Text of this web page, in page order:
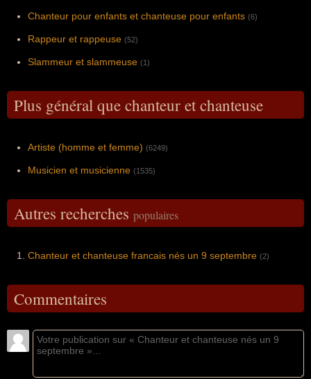
Chanteur pour enfants et chanteuse pour enfants (6)
Rappeur et rappeuse (52)
Slammeur et slammeuse (1)
Plus général que chanteur et chanteuse
Artiste (homme et femme) (6249)
Musicien et musicienne (1535)
Autres recherches populaires
Chanteur et chanteuse francais nés un 9 septembre (2)
Commentaires